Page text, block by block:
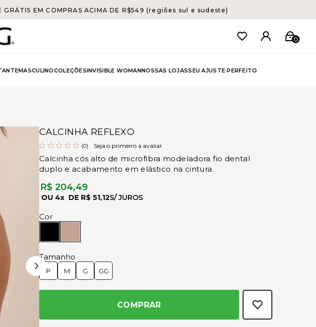
GRÁTIS EM COMPRAS ACIMA DE R$549 (regiões sul e sudeste)
0
MASCULINOCOLEÇÕESINVISIBLE WOMANNOSSAS LOJASSEU AJUSTE PERFEITO
CALCINHA REFLEXO
(0) Seja o primeiro a avaliar
Calcinha cós alto de microfibra modeladora fio dental
duplo e acabamento em elástico na cintura.
R$ 204,49
4x R$ 51,12
Cor
Tamanho
P M G GG
COMPRAR